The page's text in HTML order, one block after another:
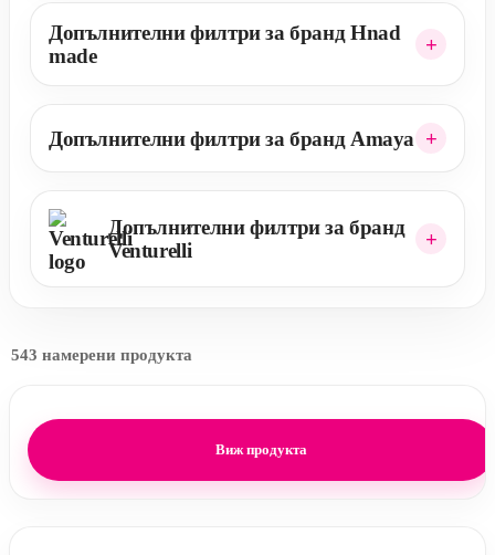
Допълнителни филтри за бранд Hnad
made
Допълнителни филтри за бранд Amaya
Допълнителни филтри за бранд
Venturelli
543 намерени продукта
Виж продукта